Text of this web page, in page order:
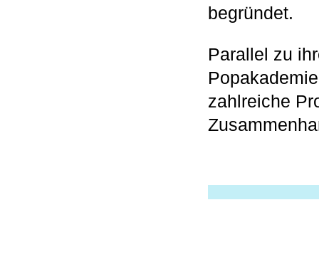
begründet.
Parallel zu
zahlreiche